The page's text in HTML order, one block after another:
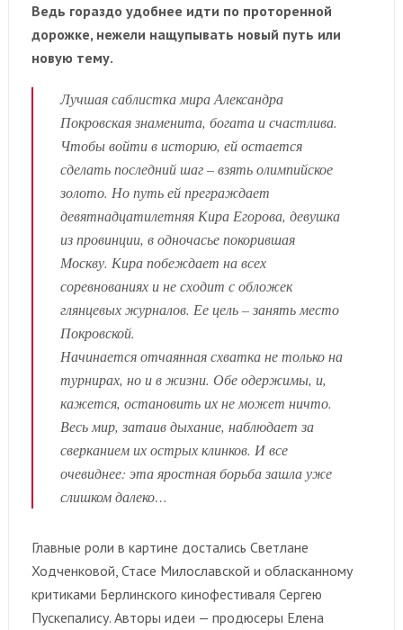
Ведь гораздо удобнее идти по проторенной
дорожке, нежели нащупывать новый путь или
новую тему.
Лучшая саблистка мира Александра
Покровская знаменита, богата и счастлива.
Чтобы войти в историю, ей остается
сделать последний шаг – взять олимпийское
золото. Но путь ей преграждает
девятнадцатилетняя Кира Егорова, девушка
из провинции, в одночасье покорившая
Москву. Кира побеждает на всех
соревнованиях и не сходит с обложек
глянцевых журналов. Ее цель – занять место
Покровской.
Начинается отчаянная схватка не только на
турнирах, но и в жизни. Обе одержимы, и,
кажется, остановить их не может ничто.
Весь мир, затаив дыхание, наблюдает за
сверканием их острых клинков. И все
очевиднее: эта яростная борьба зашла уже
слишком далеко…
Главные роли в картине достались Светлане
Ходченковой, Стасе Милославской и обласканному
критиками Берлинского кинофестиваля Сергею
Пускепалису. Авторы идеи — продюсеры Елена